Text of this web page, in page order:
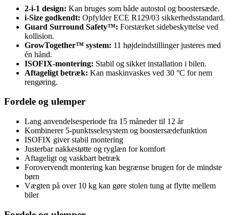
2-i-1 design: Kan bruges som både autostol og boostersæde.
i-Size godkendt: Opfylder ECE R129/03 sikkerhedsstandard.
Guard Surround Safety™: Forstærket sidebeskyttelse ved
kollision.
GrowTogether™ system: 11 højdeindstillinger justeres med
én hånd.
ISOFIX-montering: Stabil og sikker installation i bilen.
Aftageligt betræk: Kan maskinvaskes ved 30 °C for nem
rengøring.
Fordele og ulemper
Lang anvendelsesperiode fra 15 måneder til 12 år
Kombinerer 5-punktsselesystem og boostersædefunktion
ISOFIX giver stabil montering
Justerbar nakkestøtte og ryglæn for komfort
Aftageligt og vaskbart betræk
Forovervendt montering kan begrænse brugen for de mindste
børn
Vægten på over 10 kg kan gøre stolen tung at flytte mellem
biler